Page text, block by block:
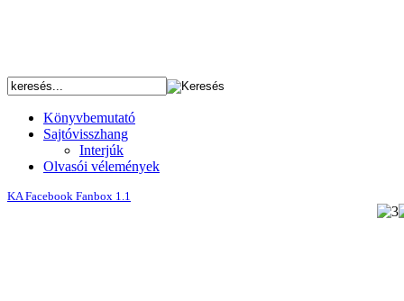
Könyvbemutató
Sajtóvisszhang
Interjúk
Olvasói vélemények
KA Facebook Fanbox 1.1